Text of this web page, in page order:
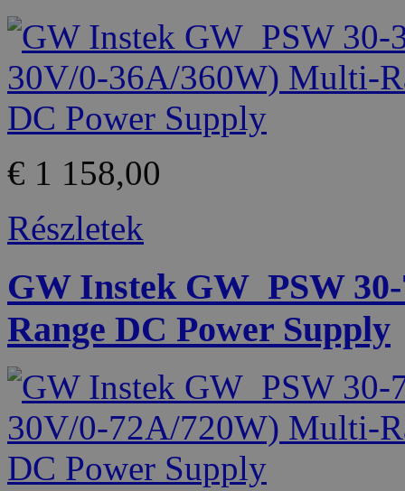
€ 1 158,00
Részletek
GW Instek GW_PSW
Range DC Power Supply